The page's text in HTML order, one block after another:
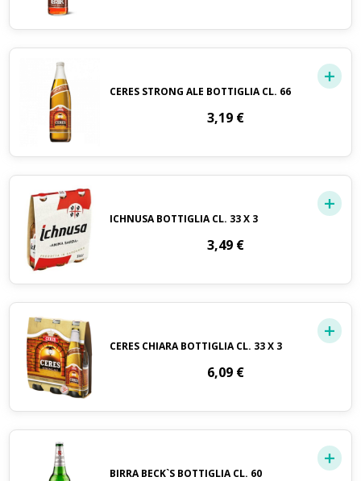
CERES STRONG ALE BOTTIGLIA CL. 66
3,19 €
ICHNUSA BOTTIGLIA CL. 33 X 3
3,49 €
CERES CHIARA BOTTIGLIA CL. 33 X 3
6,09 €
BIRRA BECK`S BOTTIGLIA CL. 60